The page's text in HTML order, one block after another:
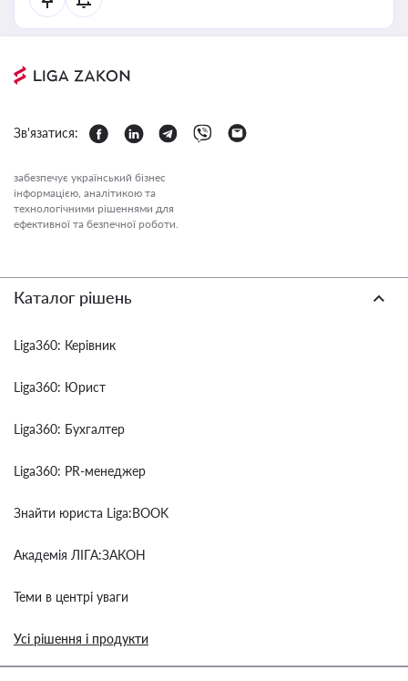
Зв'язатися:
забезпечує український бізнес
інформацією, аналітикою та
технологічними рішеннями для
ефективної та безпечної роботи.
Каталог рішень
Liga360: Керівник
Liga360: Юрист
Liga360: Бухгалтер
Liga360: PR-менеджер
Знайти юриста Liga:BOOK
Академія ЛІГА:ЗАКОН
Теми в центрі уваги
Усі рішення і продукти